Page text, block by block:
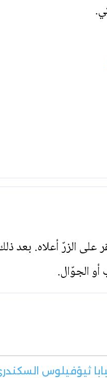
على الزرّ أعلاه. بعد
الجوّال.
ثيؤفيلوس